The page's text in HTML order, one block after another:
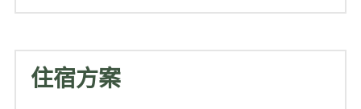
住宿方案